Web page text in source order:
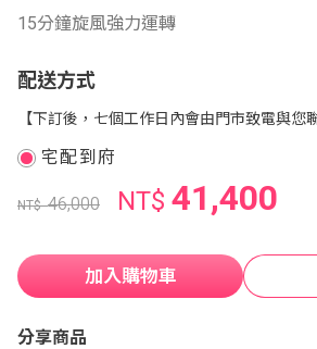
15分鐘旋風強力運轉
配送方式
【下訂後，七個工作日內會由門市致電與您
宅配到府
NT$46,000 NT$ 41,400
加入購物車
分享商品